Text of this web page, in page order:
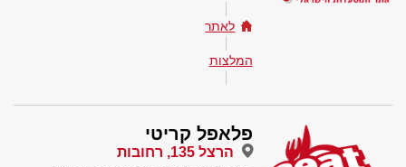
לאתר
המלצות
פלאפל קריטי
הרצל 135, רחובות